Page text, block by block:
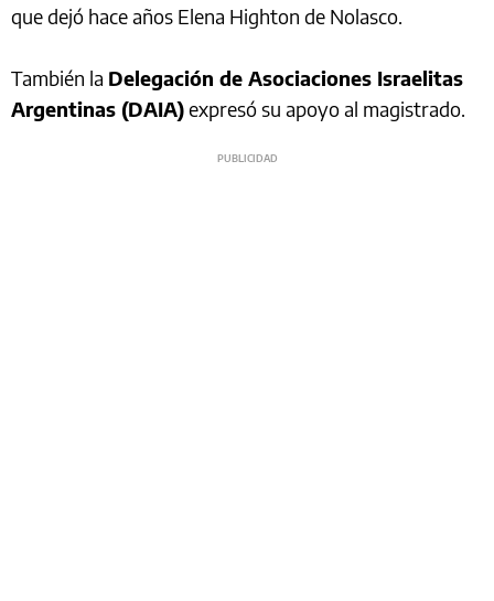
que dejó hace años Elena Highton de Nolasco.
También la Delegación de Asociaciones Israelitas
Argentinas (DAIA)expresó su apoyo al magistrado.